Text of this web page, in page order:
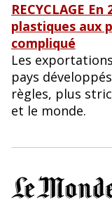
RECYCLAGE
plastiques aux
compliqué
Les
pays
règles, plus
et le monde.